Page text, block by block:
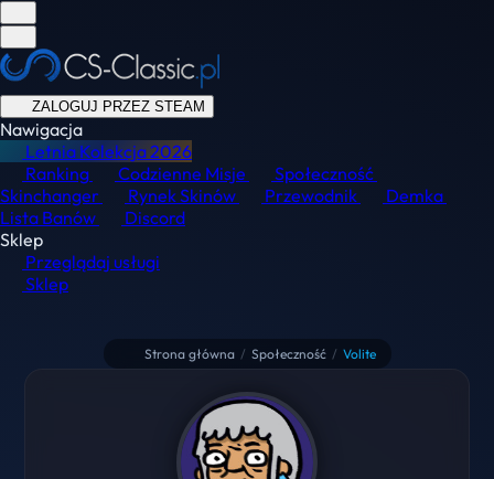
ZALOGUJ PRZEZ STEAM
Nawigacja
Letnia Kolekcja2026
Ranking
Codzienne Misje
Społeczność
Skinchanger
Rynek Skinów Przewodnik
Demka
Lista Banów
Discord
Sklep
Przeglądaj usługi
Sklep
Strona główna / Społeczność / Volite